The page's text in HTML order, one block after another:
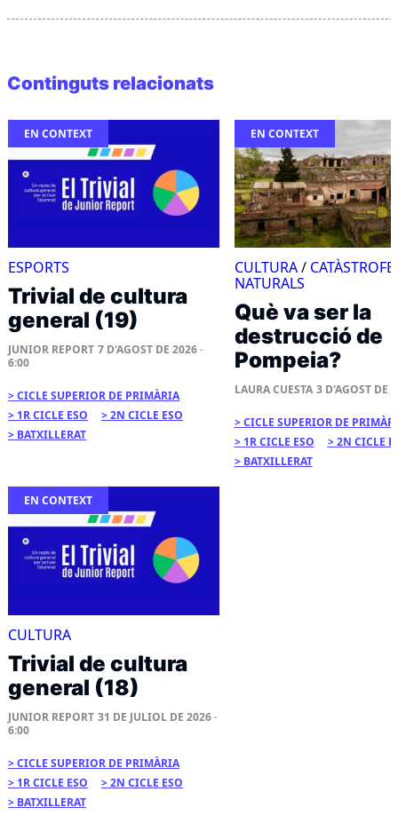
Continguts relacionats
EN CONTEXT
ESPORTS
Trivial de cultura
general (19)
JUNIOR REPORT 7 D'AGOST DE 2026 ·
6:00
CICLE SUPERIOR DE PRIMÀRIA
1R CICLE ESO
2N CICLE ESO
BATXILLERAT
EN CONTEXT
CULTURA/
NATURALS
Què va ser la
destrucció de
Pompeia?
LAURA CUESTA 3 D'AGOST DE
CICLE SUPERIOR DE
1R CICLE ESO
2N CICLE
BATXILLERAT
EN CONTEXT
CULTURA
Trivial de cultura
general (18)
JUNIOR REPORT 31 DE JULIOL DE 2026 ·
6:00
CICLE SUPERIOR DE PRIMÀRIA
1R CICLE ESO
2N CICLE ESO
BATXILLERAT